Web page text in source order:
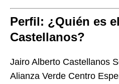
Perfil: ¿Quién es
Castellanos?
Jairo Alberto Castellanos
Alianza Verde Centro